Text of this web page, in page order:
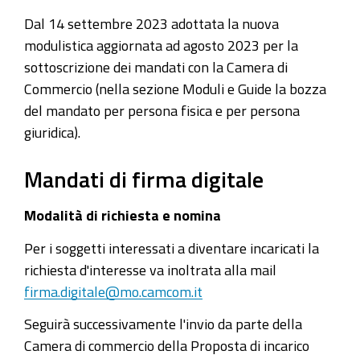
Dal 14 settembre 2023 adottata la nuova
modulistica aggiornata ad agosto 2023 per la
sottoscrizione dei mandati con la Camera di
Commercio (nella sezione Moduli e Guide la bozza
del mandato per persona fisica e per persona
giuridica).
Mandati di firma digitale
Modalità di richiesta e nomina
Per i soggetti interessati a diventare incaricati la
richiesta d'interesse va inoltrata alla mail
firma.digitale@mo.camcom.it
Seguirà successivamente l'invio da parte della
Camera di commercio della Proposta di incarico